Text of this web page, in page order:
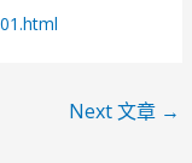
Next 文章 →